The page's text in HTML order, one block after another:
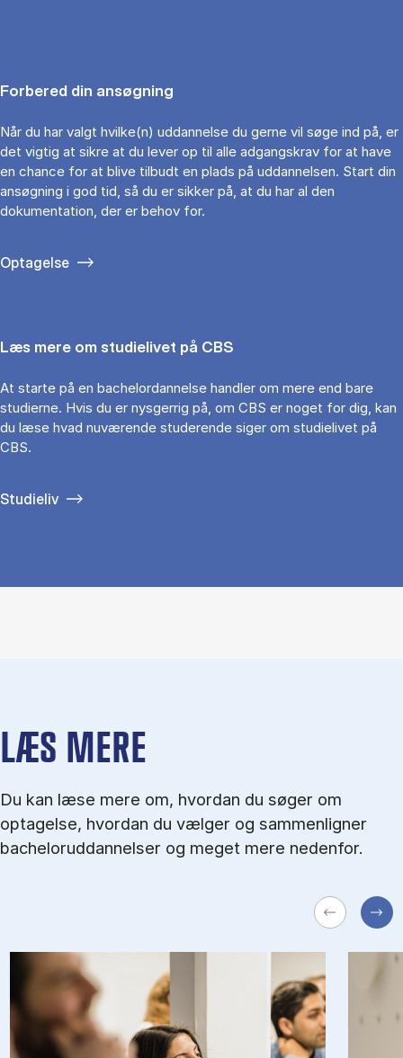
Forbered din ansøgning
Når du har valgt hvilke(n) uddannelse du gerne vil søge ind på, er
det vigtig at sikre at du lever op til alle adgangskrav for at have
en chance for at blive tilbudt en plads på uddannelsen. Start din
ansøgning i god tid, så du er sikker på, at du har al den
dokumentation, der er behov for.
Optagelse
Læs mere om studielivet på CBS
At starte på en bachelordannelse handler om mere end bare
studierne. Hvis du er nysgerrig på, om CBS er noget for dig, kan
du læse hvad nuværende studerende siger om studielivet på
CBS.
Studieliv
LÆS MERE
Du kan læse mere om, hvordan du søger om
optagelse, hvordan du vælger og sammenligner
bacheloruddannelser og meget mere nedenfor.